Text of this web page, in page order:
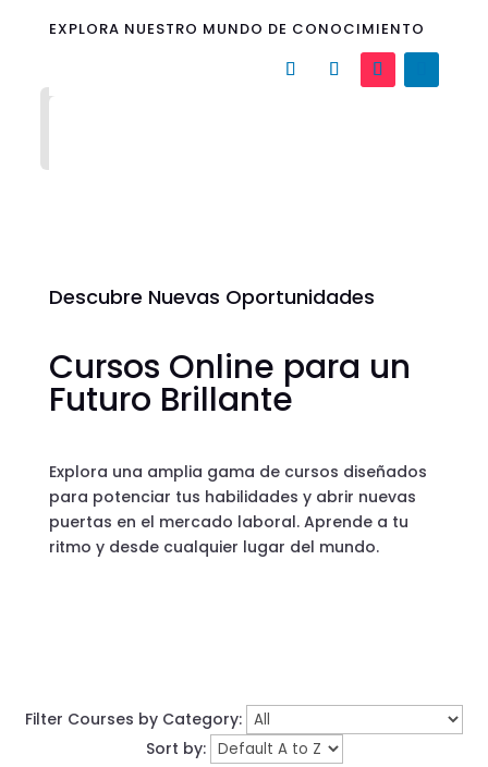
EXPLORA NUESTRO MUNDO DE CONOCIMIENTO
Descubre Nuevas Oportunidades
Cursos Online para un
Futuro Brillante
Explora una amplia gama de cursos diseñados
para potenciar tus habilidades y abrir nuevas
puertas en el mercado laboral. Aprende a tu
ritmo y desde cualquier lugar del mundo.
Filter Courses by Category:
Sort by: